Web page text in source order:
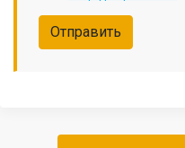
Отправить